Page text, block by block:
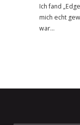
Ich fand
mich echt
war…